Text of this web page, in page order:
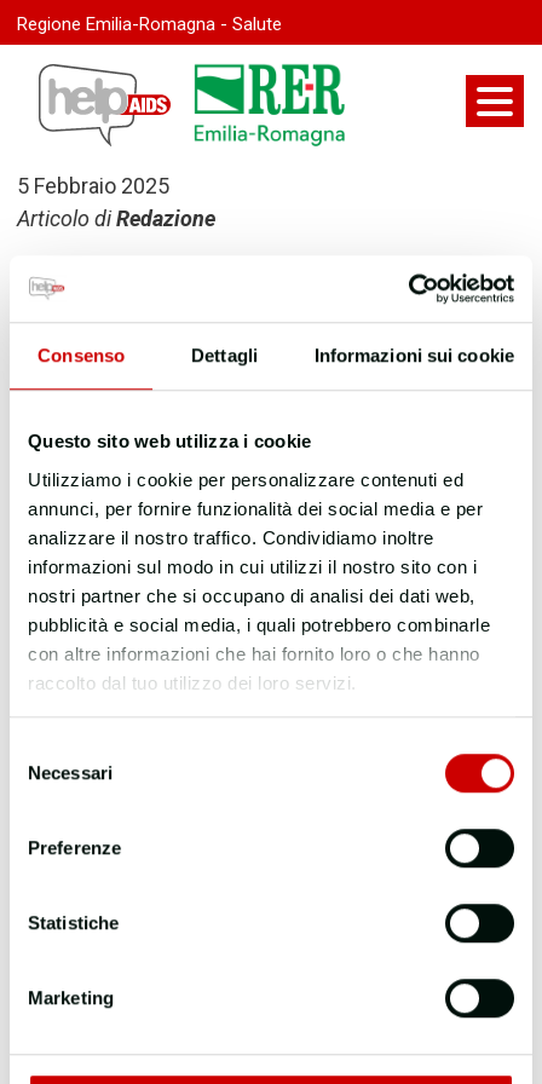
Consenso Dettagli Informazioni sui cookie
Questo sito web utilizza i cookie
Utilizziamo i cookie per personalizzare contenuti ed
annunci, per fornire funzionalità dei social media e per
analizzare il nostro traffico. Condividiamo inoltre
informazioni sul modo in cui utilizzi il nostro sito con i
nostri partner che si occupano di analisi dei dati web,
pubblicità e social media, i quali potrebbero combinarle
con altre informazioni che hai fornito loro o che hanno
raccolto dal tuo utilizzo dei loro servizi.
delNecessari
Preferenze
Statistiche
Marketing
Regione Emilia-Romagna - Salute
5 Febbraio 2025
Articolo diRedazione
Ultima modifica:
Chi siamo